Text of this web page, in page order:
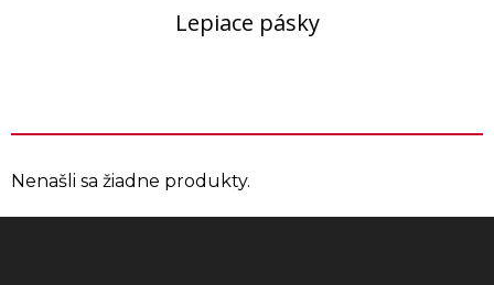
Lepiace pásky
Nenašli sa žiadne produkty.